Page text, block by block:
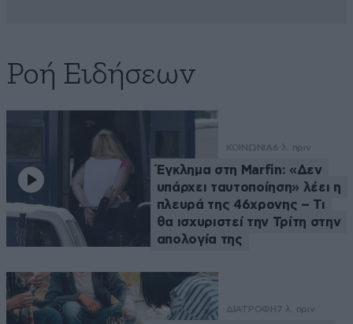
Ροή Ειδήσεων
ΚΟΙΝΩΝΙΑ6 λ. πριν
Έγκλημα στη Marfin: «Δεν
υπάρχει ταυτοποίηση» λέει η
πλευρά της 46χρονης – Τι
θα ισχυριστεί την Τρίτη στην
απολογία της
ΔΙΑΤΡΟΦΗ7 λ. πριν